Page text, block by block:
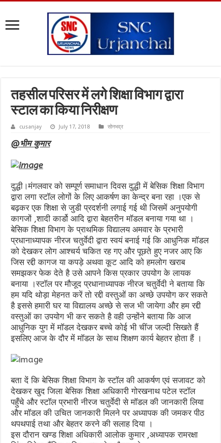
तहसील परिसर में लगे शिक्षा विभाग द्वारा
स्टाल का किया निरीक्षण
cusanjay July 17, 2018 सोनभद्र
@भीम कुमार
दुद्धी।मंगलवार को सम्पूर्ण समाधान दिवस दुद्धी में बेसिक शिक्षा विभाग
द्वारा लगा स्टॉल लोगों के लिए आकर्षण का केन्द्र बना रहा ।एक से
बढ़कर एक शिक्षा से जुडी प्रदर्शनी लगाई गई थी जिसमें अनुपयोगी
कागजों ,शादी कार्डो आदि द्वारा बेहतरीन मॉडल बनाया गया था ।
बेसिक शिक्षा विभाग के प्राथमिक विद्यालय अमवार के प्रभारी
प्रधानाध्यापक नीरज चतुर्वेदी द्वारा स्वयं बनाई गई कि आधुनिक मॉडल
को देखकर लोग आश्चर्य चकित रह गए और पूछते हुए नजर आए कि
जिस रद्दी कागज या कपड़े अथवा कूट आदि को हमलोग खराब
समझकर फेक देते है उसे आपने किस प्रकार उपयोग के लायक
बनाया ।स्टॉल पर मौजूद प्रधानाध्यापक नीरज चतुर्वेदी ने बताया कि
हम यदि थोड़ा मेहनत करें तो रद्दी वस्तुओं का अच्छे उपयोग कर सकते
है इससे हमारी घर या विद्यालय अच्छे से सज भी जायेगा और हम रद्दी
वस्तुओं का उपयोग भी कर सकते है वही उन्होंने बताया कि आज
आधुनिक युग में मॉडल देखकर बच्चे कोई भी चींज जल्दी सिखते हैं
इसलिए आज के दौर में मॉडल के साथ शिक्षण कार्य बेहतर होता हैं ।
बता दें कि बेसिक शिक्षा विभाग के स्टॉल की आकर्षण एवं सजावट को
देखकर खुद जिला बेसिक शिक्षा अधिकारी गोरखनाथ पटेल स्टॉल
पहुँचे और स्टॉल प्रभारी नीरज चतुर्वेदी से मॉडल की जानकारी लिया
और मॉडल की उचित जानकारी मिलने पर अध्यापक की जमकर पीठ
थपथपाई तथा और बेहतर करने की सलाह दिया ।
इस दौरान खण्ड शिक्षा अधिकारी आलोक कुमार ,अध्यापक रामरक्षा